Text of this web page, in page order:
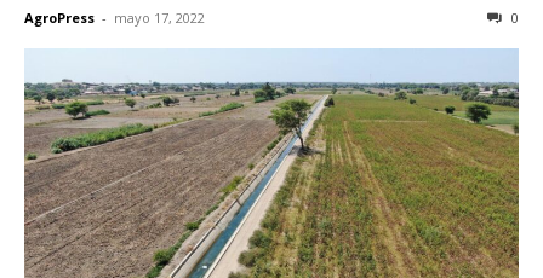
AgroPress - mayo 17, 2022 0